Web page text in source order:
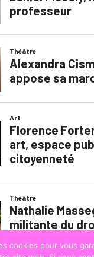
cookies pour vous